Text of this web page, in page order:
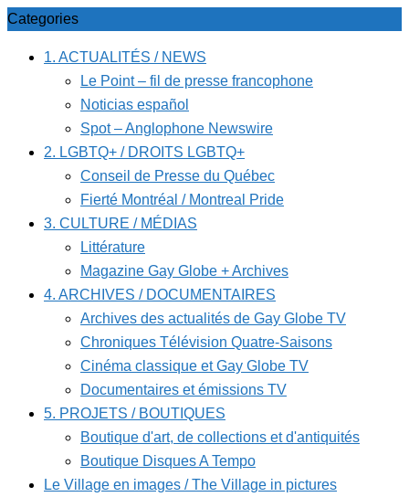
Categories
1. ACTUALITÉS / NEWS
Le Point – fil de presse francophone
Noticias español
Spot – Anglophone Newswire
2. LGBTQ+ / DROITS LGBTQ+
Conseil de Presse du Québec
Fierté Montréal / Montreal Pride
3. CULTURE / MÉDIAS
Littérature
Magazine Gay Globe + Archives
4. ARCHIVES / DOCUMENTAIRES
Archives des actualités de Gay Globe TV
Chroniques Télévision Quatre-Saisons
Cinéma classique et Gay Globe TV
Documentaires et émissions TV
5. PROJETS / BOUTIQUES
Boutique d'art, de collections et d'antiquités
Boutique Disques A Tempo
Le Village en images / The Village in pictures